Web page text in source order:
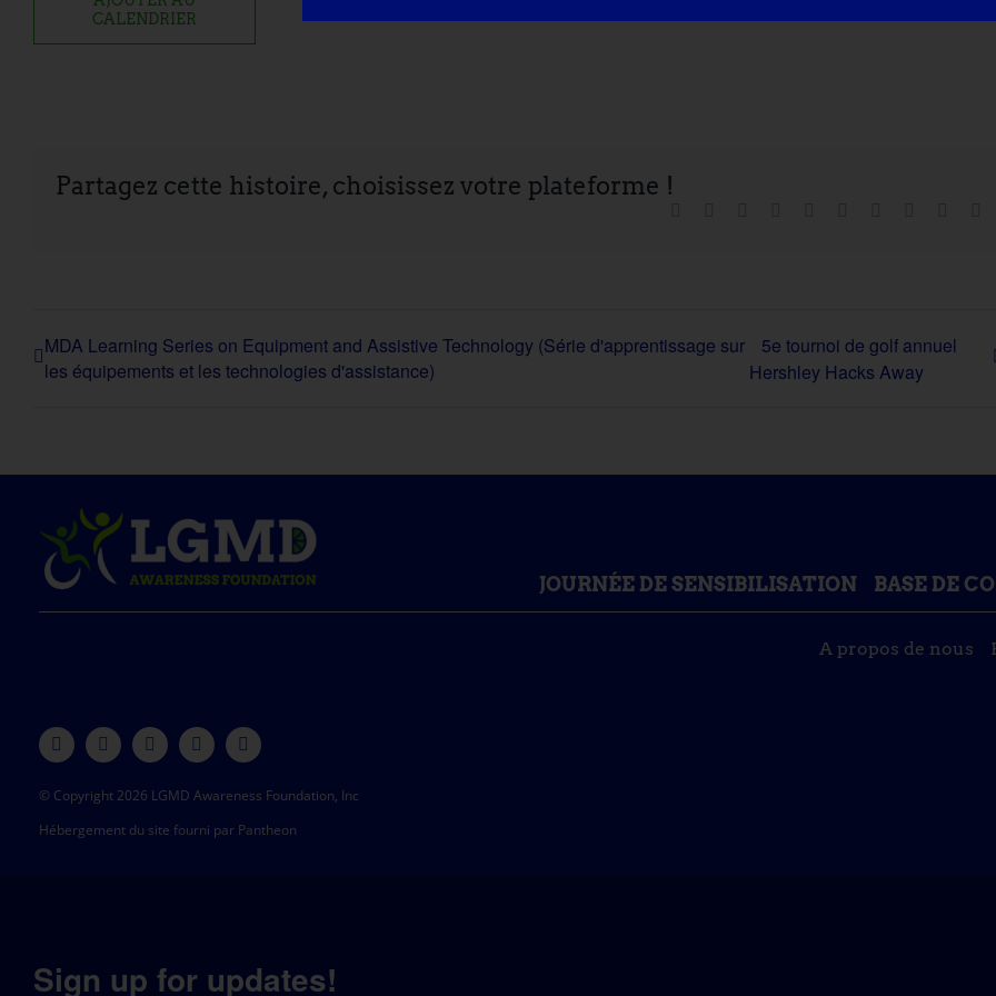
CALENDRIER
Partagez cette histoire, choisissez votre plateforme !
MDA Learning Series on Equipment and Assistive Technology (Série d'apprentissage sur
les équipements et les technologies d'assistance)
5e tournoi de golf annuel
Hershley Hacks Away
JOURNÉE DE SENSIBILISATION BASE DE
A propos de nous
© Copyright 2026 LGMD Awareness Foundation, Inc
Hébergement du site fourni par Pantheon
Sign up for updates!